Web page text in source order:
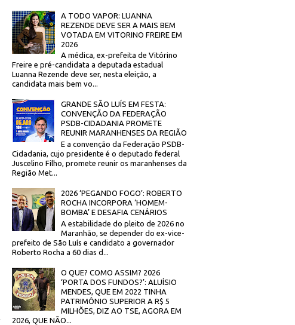
A TODO VAPOR: LUANNA
REZENDE DEVE SER A MAIS BEM
VOTADA EM VITORINO FREIRE EM
2026
A médica, ex-prefeita de Vitórino
Freire e pré-candidata a deputada estadual
Luanna Rezende deve ser, nesta eleição, a
candidata mais bem vo...
GRANDE SÃO LUÍS EM FESTA:
CONVENÇÃO DA FEDERAÇÃO
PSDB-CIDADANIA PROMETE
REUNIR MARANHENSES DA REGIÃO
E a convenção da Federação PSDB-
Cidadania, cujo presidente é o deputado federal
Juscelino Filho, promete reunir os maranhenses da
Região Met...
2026 ‘PEGANDO FOGO’: ROBERTO
ROCHA INCORPORA ‘HOMEM-
BOMBA’ E DESAFIA CENÁRIOS
A estabilidade do pleito de 2026 no
Maranhão, se depender do ex-vice-
prefeito de São Luís e candidato a governador
Roberto Rocha a 60 dias d...
O QUE? COMO ASSIM? 2026
‘PORTA DOS FUNDOS?’: ALUÍSIO
MENDES, QUE EM 2022 TINHA
PATRIMÔNIO SUPERIOR A R$ 5
MILHÕES, DIZ AO TSE, AGORA EM
2026, QUE NÃO...